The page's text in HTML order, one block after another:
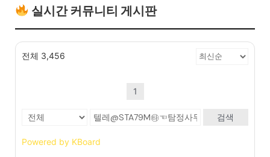
실시간 커뮤니티 게시판
전체 3,456
1
검색
Powered by KBoard